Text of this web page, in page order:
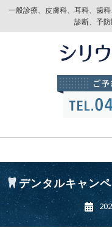
一般診療、皮膚科、耳科、歯
診断、予
デンタルキャン